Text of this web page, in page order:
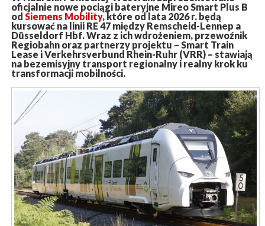
oficjalnie nowe pociągi bateryjne Mireo Smart Plus B
od Siemens Mobility, które od lata 2026 r. będą
kursować na linii RE 47 między Remscheid-Lennep a
Düsseldorf Hbf. Wraz z ich wdrożeniem, przewoźnik
Regiobahn oraz partnerzy projektu – Smart Train
Lease i Verkehrsverbund Rhein-Ruhr (VRR) – stawiają
na bezemisyjny transport regionalny i realny krok ku
transformacji mobilności.